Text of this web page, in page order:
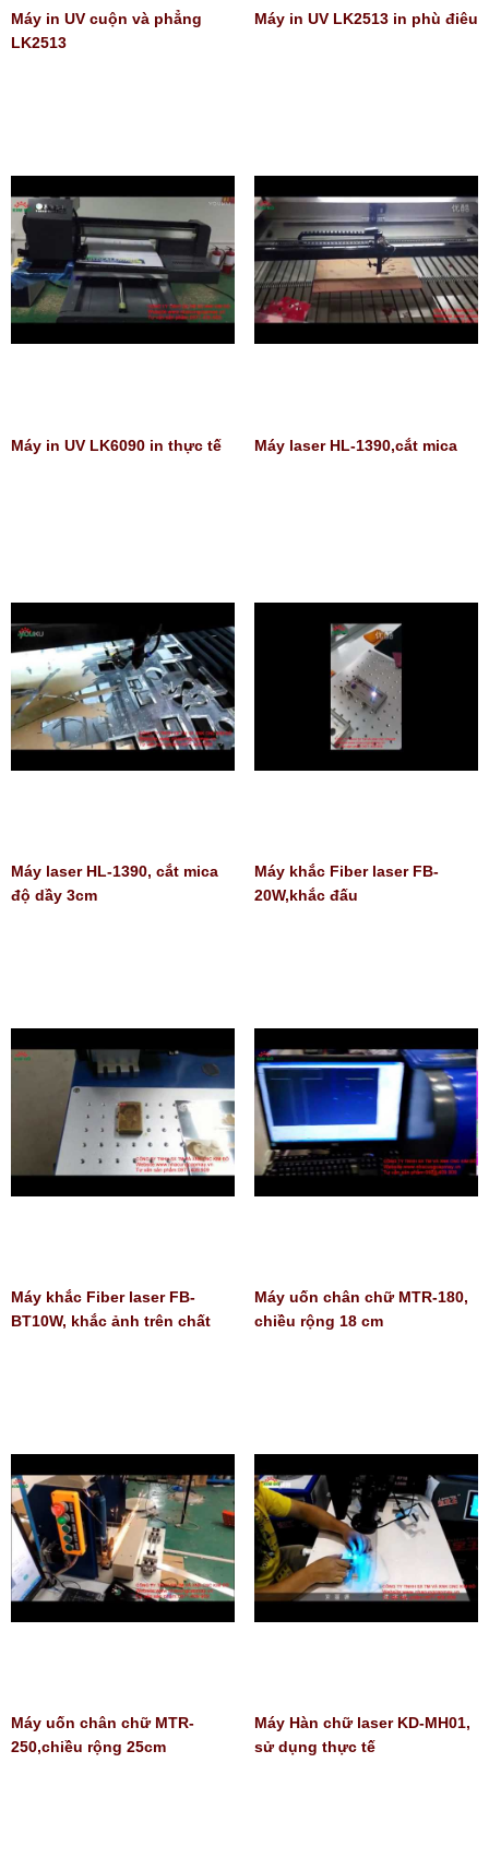
Máy in UV cuộn và phẳng
LK2513
Máy in UV LK2513 in phù điêu
Máy in UV LK6090 in thực tế Máy laser HL-1390,cắt mica
Máy laser HL-1390, cắt mica
độ dầy 3cm
Máy khắc Fiber laser FB-
20W,khắc đấu
Máy khắc Fiber laser FB-
BT10W, khắc ảnh trên chất
Máy uốn chân chữ MTR-180,
chiều rộng 18 cm
Máy uốn chân chữ MTR-
250,chiều rộng 25cm
Máy Hàn chữ laser KD-MH01,
sử dụng thực tế